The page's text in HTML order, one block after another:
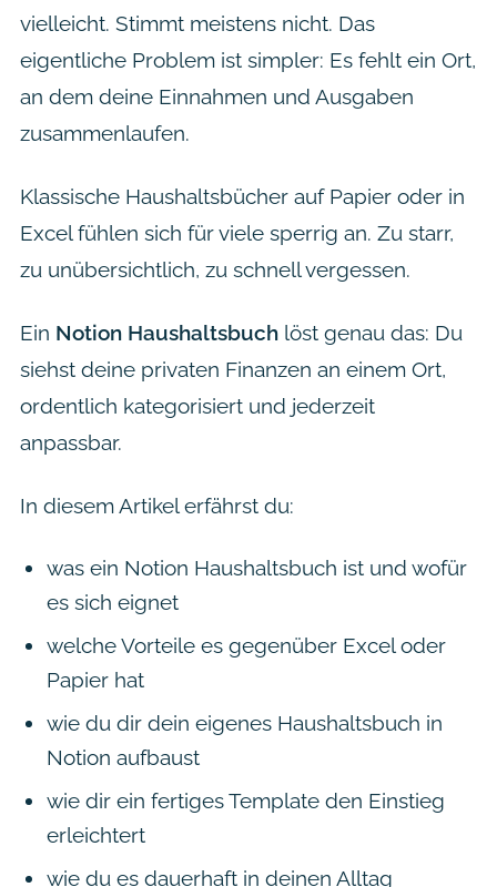
vielleicht. Stimmt meistens nicht. Das
eigentliche Problem ist simpler: Es fehlt ein Ort,
an dem deine Einnahmen und Ausgaben
zusammenlaufen.
Klassische Haushaltsbücher auf Papier oder in
Excel fühlen sich für viele sperrig an. Zu starr,
zu unübersichtlich, zu schnell vergessen.
Ein Notion Haushaltsbuchlöst genau das: Du
siehst deine privaten Finanzen an einem Ort,
ordentlich kategorisiert und jederzeit
anpassbar.
In diesem Artikel erfährst du:
was ein Notion Haushaltsbuch ist und wofür
es sich eignet
welche Vorteile es gegenüber Excel oder
Papier hat
wie du dir dein eigenes Haushaltsbuch in
Notion aufbaust
wie dir ein fertiges Template den Einstieg
erleichtert
wie du es dauerhaft in deinen Alltag